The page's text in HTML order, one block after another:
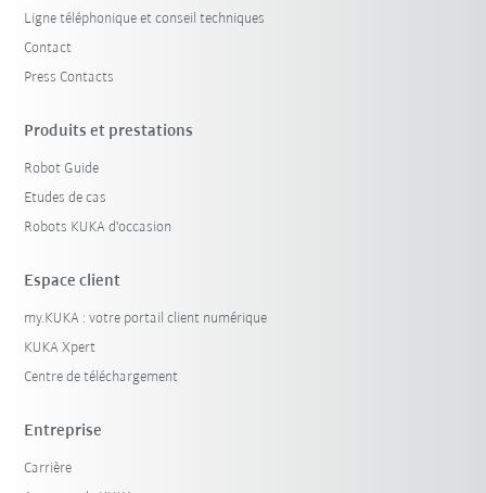
Ligne téléphonique et conseil techniques
Contact
Press Contacts
Produits et prestations
Robot Guide
Etudes de cas
Robots KUKA d'occasion
Espace client
my.KUKA : votre portail client numérique
KUKA Xpert
Centre de téléchargement
Entreprise
Carrière